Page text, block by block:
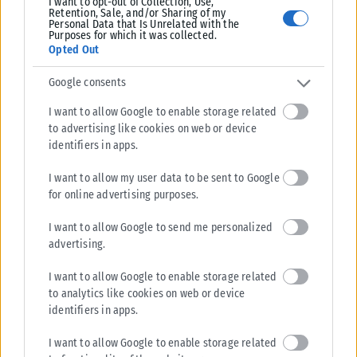
Retention, Sale, and/or Sharing of my
Personal Data that Is Unrelated with the
Purposes for which it was collected.
Opted Out
Google consents
I want to allow Google to enable storage related
to advertising like cookies on web or device
identifiers in apps.
I want to allow my user data to be sent to Google
for online advertising purposes.
I want to allow Google to send me personalized
advertising.
I want to allow Google to enable storage related
to analytics like cookies on web or device
identifiers in apps.
I want to allow Google to enable storage related